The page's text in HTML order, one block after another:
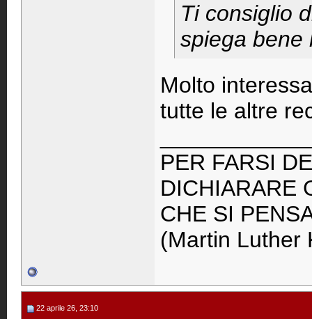
Ti consiglio
spiega bene
Molto
tutte le altre
PER FARSI
DICHIARARE
CHE SI
(Martin Luther
22 aprile 26, 23:10